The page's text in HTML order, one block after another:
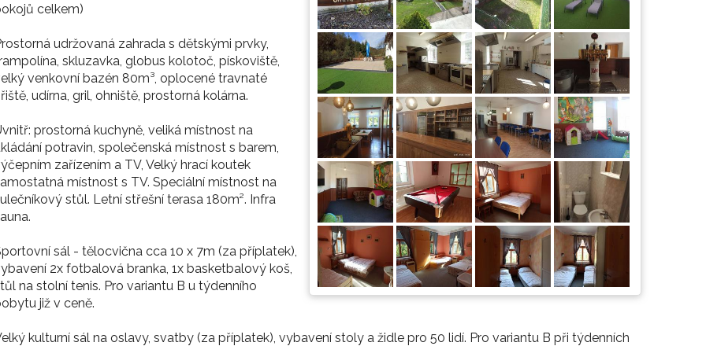
celkem)
udržovaná zahrada s dětskými prvky,
skluzavka, globus kolotoč, pískoviště,
venkovní bazén 80m³, oplocené travnaté
udírna, gril, ohniště, prostorná kolárna.
prostorná kuchyně, veliká místnost na
potravin, společenská místnost s barem,
zařízením a TV, Velký hrací koutek
místnost s TV. Speciální místnost na
stůl. Letní střešní terasa 180m². Infra
sál - tělocvična cca 10 x 7m (za příplatek),
2x fotbalová branka, 1x basketbalový koš,
na stolní tenis. Pro variantu B u týdenního
již v ceně.
kulturní sál na oslavy, svatby (za příplatek), vybavení stoly a židle pro 50 lidí. Pro variantu B při týdenních